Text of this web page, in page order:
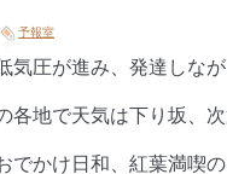
予報室
気圧が進み、発達しな
各地で天気は下り坂、
でかけ日和、紅葉満喫